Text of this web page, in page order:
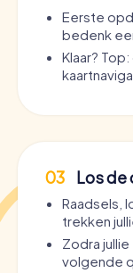
Eerste
bedenk
Klaar?
03 Los de
Raadsels,
trekken
Zodra
volgende